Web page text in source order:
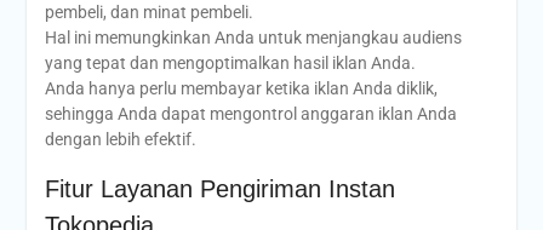
pembeli, dan minat pembeli.
Hal ini memungkinkan Anda untuk menjangkau audiens
yang tepat dan mengoptimalkan hasil iklan Anda.
Anda hanya perlu membayar ketika iklan Anda diklik,
sehingga Anda dapat mengontrol anggaran iklan Anda
dengan lebih efektif.
Fitur Layanan Pengiriman Instan
Tokopedia